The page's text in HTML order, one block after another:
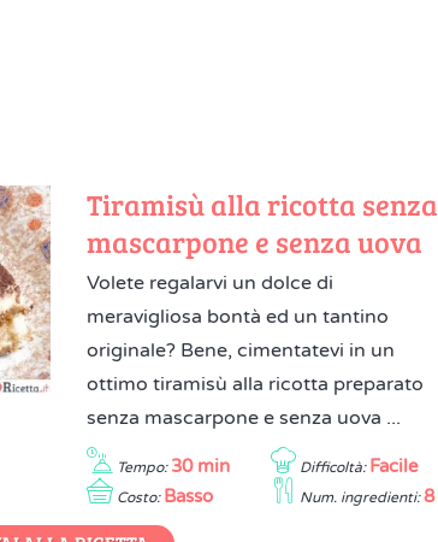
Tiramisù alla ricotta senza
mascarpone e senza uova
Volete regalarvi un dolce di
meravigliosa bontà ed un tantino
originale? Bene, cimentatevi in un
ottimo tiramisù alla ricotta preparato
senza mascarpone e senza uova ...
Tempo: 30 min Difficoltà: Facile
Costo: Basso Num. ingredienti: 8